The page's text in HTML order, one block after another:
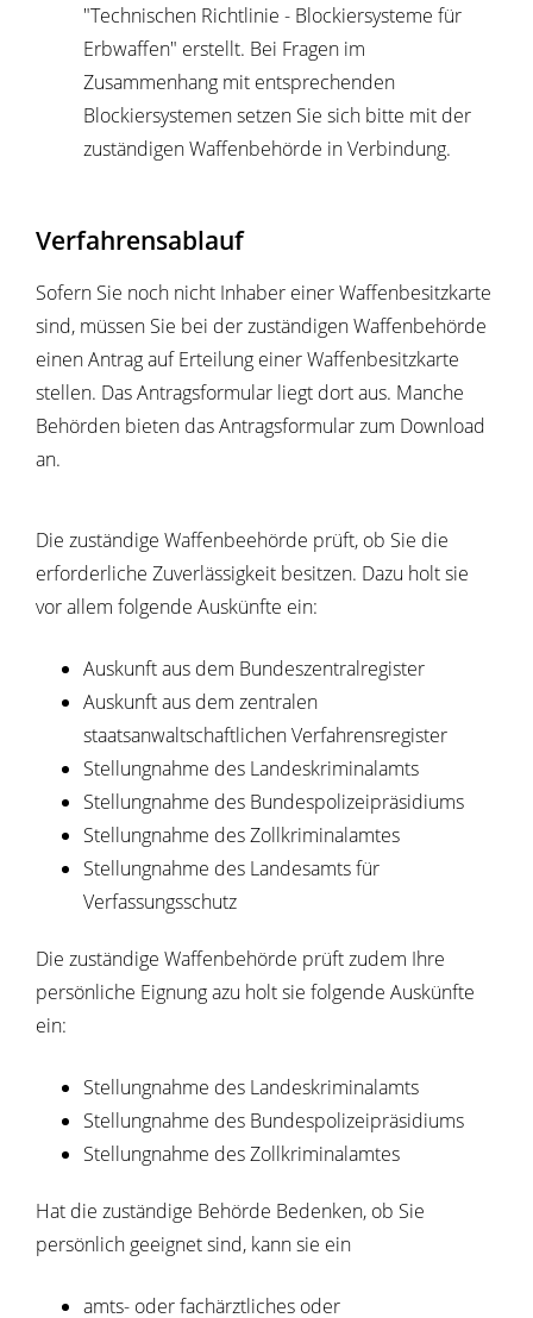
"Technischen Richtlinie - Blockiersysteme für
Erbwaffen" erstellt. Bei Fragen im
Zusammenhang mit entsprechenden
Blockiersystemen setzen Sie sich bitte mit der
zuständigen Waffenbehörde in Verbindung.
Verfahrensablauf
Sofern Sie noch nicht Inhaber einer Waffenbesitzkarte
sind, müssen Sie bei der zuständigen Waffenbehörde
einen Antrag auf Erteilung einer Waffenbesitzkarte
stellen. Das Antragsformular liegt dort aus. Manche
Behörden bieten das Antragsformular zum Download
an.
Die zuständige Waffenbeehörde prüft, ob Sie die
erforderliche Zuverlässigkeit besitzen. Dazu holt sie
vor allem folgende Auskünfte ein:
Auskunft aus dem Bundeszentralregister
Auskunft aus dem zentralen
staatsanwaltschaftlichen Verfahrensregister
Stellungnahme des Landeskriminalamts
Stellungnahme des Bundespolizeipräsidiums
Stellungnahme des Zollkriminalamtes
Stellungnahme des Landesamts für
Verfassungsschutz
Die zuständige Waffenbehörde prüft zudem Ihre
persönliche Eignung azu holt sie folgende Auskünfte
ein:
Stellungnahme des Landeskriminalamts
Stellungnahme des Bundespolizeipräsidiums
Stellungnahme des Zollkriminalamtes
Hat die zuständige Behörde Bedenken, ob Sie
persönlich geeignet sind, kann sie ein
amts- oder fachärztliches oder